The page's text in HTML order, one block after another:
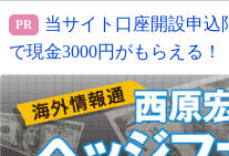
当サイト口座開設申込
で現金3000円がもらえる！